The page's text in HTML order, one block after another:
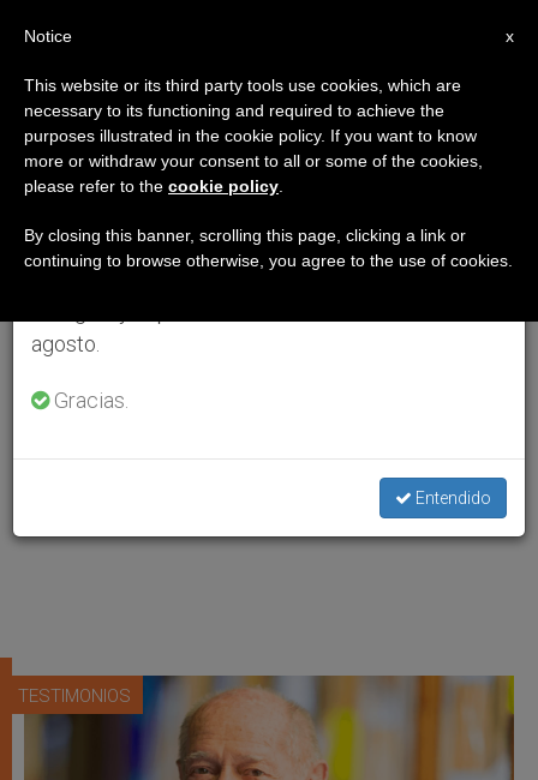
TESTIMONIOS
×
Aviso importante
Del 27 de julio al 7 de agosto haremos la pausa
anual, aprovechando que en el periodo de verano
se generan menos informaciones y también el
agosto.
Gracias.
Entendido
x
Notice
This website or its third party tools use cookies, which are
necessary to its functioning and required to achieve the
purposes illustrated in the cookie policy. If you want to know
more or withdraw your consent to all or some of the cookies,
please refer to the cookie policy
By closing this banner, scrolling this page, clicking a link or
continuing to browse otherwise, you agree to the use of cookies.